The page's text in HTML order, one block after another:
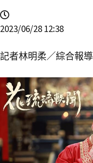
2023/06/28 12:38
記者林明柔／綜合報導